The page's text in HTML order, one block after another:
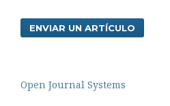
ENVIAR UN ARTÍCULO
Open Journal Systems